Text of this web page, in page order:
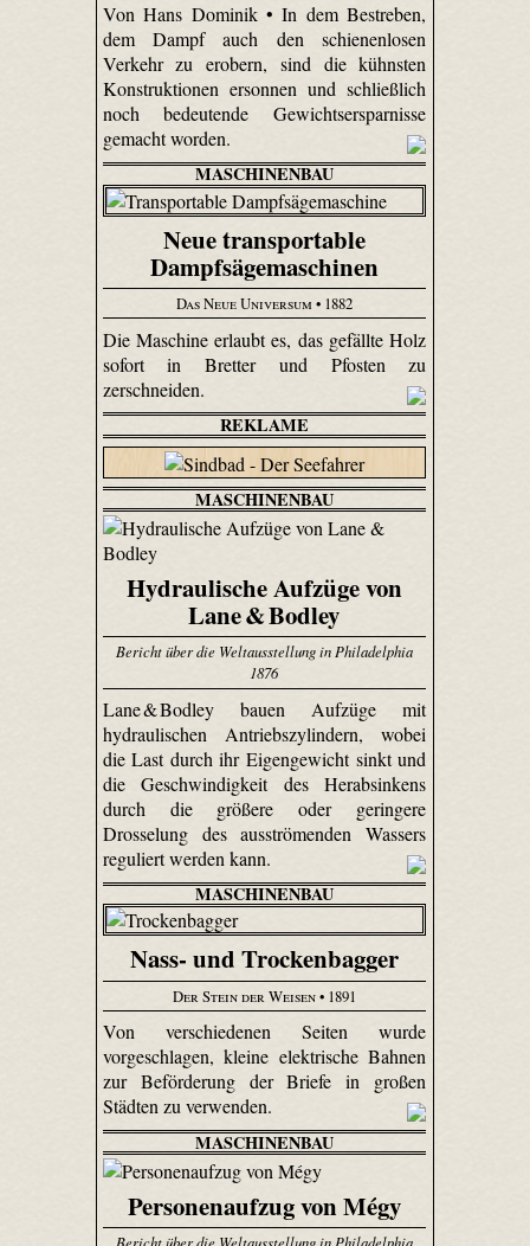
Von Hans Dominik • In dem Bestreben,
dem Dampf auch den schienen­losen
Verkehr zu erobern, sind die kühnsten
Konstruktionen ersonnen und schließlich
noch bedeutende Gewichtsersparnisse
gemacht worden.
MASCHINENBAU
Neue transportable
Dampfsägemaschinen
Das Neue Universum • 1882
Die Maschine erlaubt es, das gefällte Holz
sofort in Bretter und Pfosten zu
zerschneiden.
REKLAME
MASCHINENBAU
Hydraulische Aufzüge von
Lane & Bodley
Bericht über die Weltausstellung in Philadelphia
1876
Lane & Bodley bauen Aufzüge mit
hydraulischen Antriebszylindern, wobei
die Last durch ihr Eigengewicht sinkt und
die Geschwindigkeit des Herabsinkens
durch die größere oder geringere
Drosselung des ausströmenden Wassers
reguliert werden kann.
MASCHINENBAU
Nass- und Trockenbagger
Der Stein der Weisen• 1891
Von verschiedenen Seiten wurde
vorgeschlagen, kleine elektrische Bahnen
zur Beförderung der Briefe in großen
Städten zu verwenden.
MASCHINENBAU
Personenaufzug von Mégy